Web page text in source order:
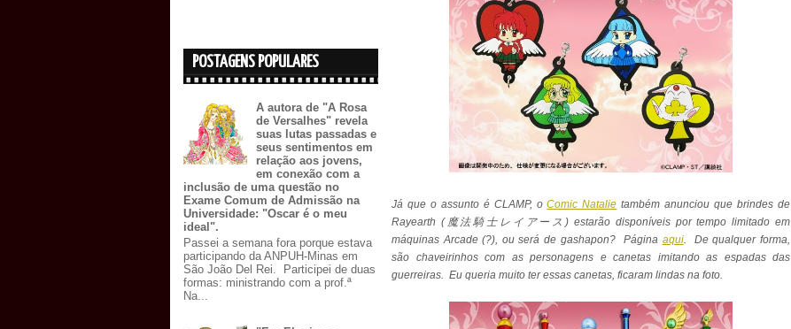
POSTAGENS POPULARES
A autora de "A Rosa
de Versalhes" revela
suas lutas passadas e
seus sentimentos em
relação aos jovens,
em conexão com a
inclusão de uma questão no
Exame Comum de Admissão na
Universidade: "Oscar é o meu
ideal".
Passei a semana fora porque estava
participando da ANPUH-Minas em
São João Del Rei. Participei de duas
formas: ministrando com a prof.ª
Na...
Já que o assunto é CLAMP, oComic Natalie também anunciou que brindes de
Rayearth (魔法騎士レイアース) estarão disponíveis por tempo limitado em
máquinas Arcade (?), ou será de gashapon? Página aqui. De qualquer forma,
são chaveirinhos com as personagens e canetas imitando as espadas das
guerreiras. Eu queria muito ter essas canetas, ficaram lindas na foto.